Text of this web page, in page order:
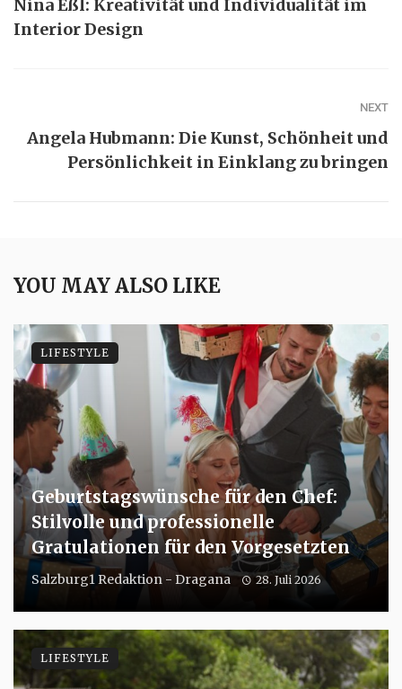
Nina Eßl: Kreativität und Individualität im
Interior Design
NEXT
Angela Hubmann: Die Kunst, Schönheit und
Persönlichkeit in Einklang zu bringen
YOU MAY ALSO LIKE
Geburtstagswünsche für den Chef:
Stilvolle und professionelle
Gratulationen für den Vorgesetzten
Salzburg1 Redaktion - Dragana 28. Juli 2026
LIFESTYLE
LIFESTYLE